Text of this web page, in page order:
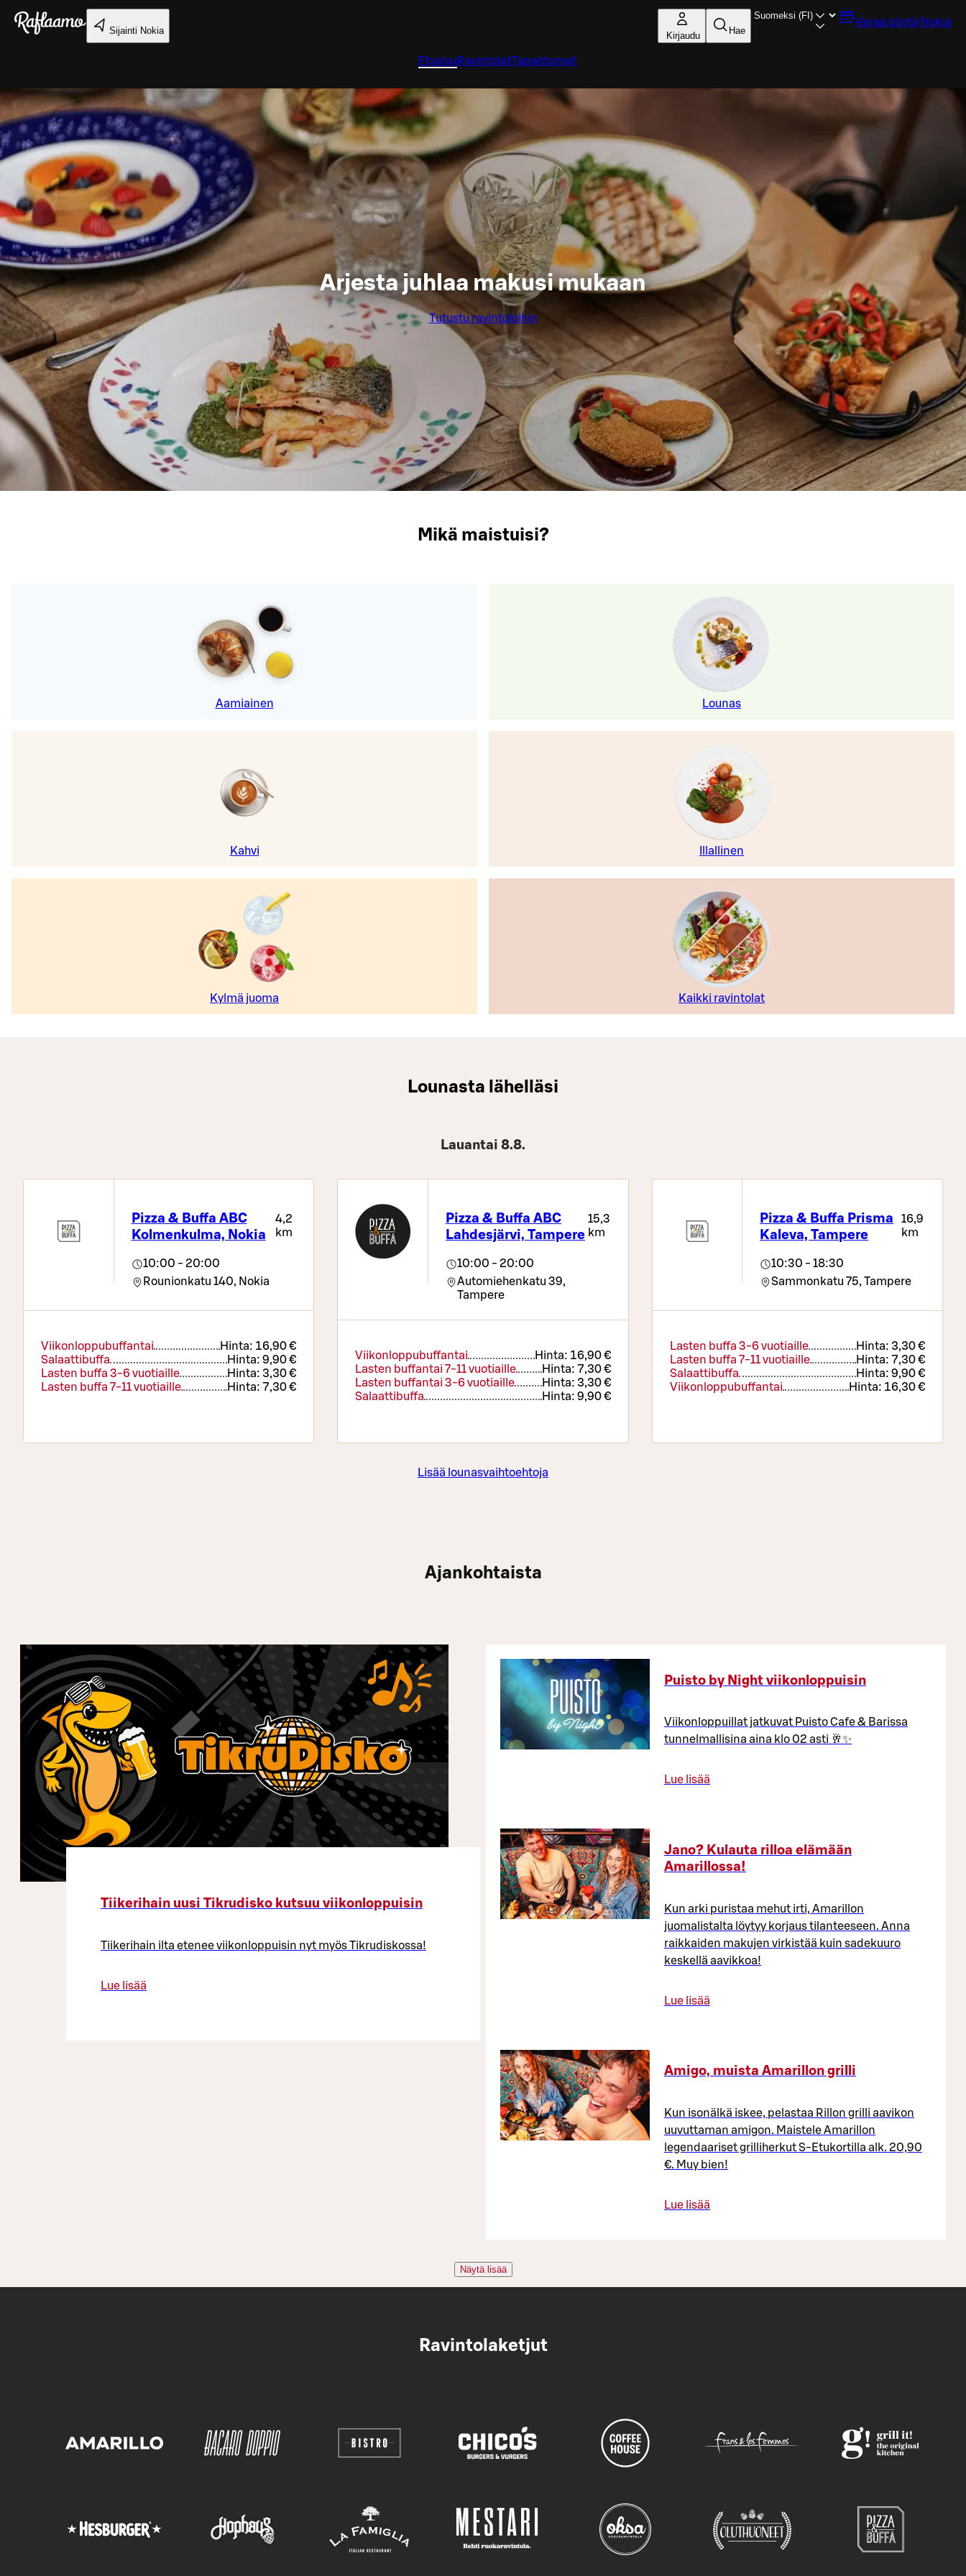
Siirry pääsisältöön
Sijainti Nokia Kirjaudu Hae
Varaa pöytä Nokia
Etusivu RavintolatTapahtumat
Arjesta juhlaa makusi mukaan
Tutustu ravintoloihin
Mikä maistuisi?
Aamiainen Lounas
Kahvi Illallinen
Kylmä juoma Kaikki ravintolat
Lounasta lähelläsi
Lauantai 8.8.
Pizza & Buffa ABC
Kolmenkulma, Nokia
4,2
km
10:00 - 20:00
Rounionkatu 140, Nokia
Viikonloppubuffantai Hinta: 16,90 €
Salaattibuffa
Hinta:9,90 €
Lasten buffa 3-6 vuotiaille
Hinta: 3,30 €
Lasten buffa 7-11 vuotiaille
Hinta:7,30 €
Pizza & Buffa ABC
Lahdesjärvi, Tampere
15,3
km
10:00 - 20:00
Automiehenkatu 39,
Tampere
Viikonloppubuffantai Hinta: 16,90 €
Lasten buffantai 7-11 vuotiaille
Hinta: 7,30 €
Lasten buffantai 3-6 vuotiaille
Hinta: 3,30 €
Salaattibuffa
Hinta: 9,90 €
Pizza & Buffa Prisma
Kaleva, Tampere
16,9
km
10:30 - 18:30
Sammonkatu 75, Tampere
Lasten buffa 3-6 vuotiaille Hinta: 3,30 €
Lasten buffa 7-11 vuotiaille
Hinta: 7,30 €
Salaattibuffa
Hinta: 9,90 €
Viikonloppubuffantai
Hinta: 16,30 €
Lisää lounasvaihtoehtoja
Ajankohtaista
Tiikerihain uusi Tikrudisko kutsuu viikonloppuisin
Tiikerihain ilta etenee viikonloppuisin nyt myös Tikrudiskossa!
Lue lisää
Puisto by Night viikonloppuisin
Viikonloppuillat jatkuvat Puisto Cafe & Barissa
tunnelmallisina aina klo 02 asti 🥂✨
Lue lisää
Jano? Kulauta rilloa elämään
Amarillossa!
Kun arki puristaa mehut irti, Amarillon
juomalistalta löytyy korjaus tilanteeseen. Anna
raikkaiden makujen virkistää kuin sadekuuro
keskellä aavikkoa!
Lue lisää
Amigo, muista Amarillon grilli
Kun isonälkä iskee, pelastaa Rillon grilli aavikon
uuvuttaman amigon. Maistele Amarillon
legendaariset grilliherkut S-Etukortilla alk. 20,90
€. Muy bien!
Lue lisää
Näytä lisää
Ravintolaketjut